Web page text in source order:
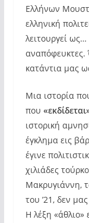
Ελλήνων
ελληνική
λειτουργεί
αναπόφευκτες.
κατάντια μας
Μια ιστορία
που
ιστορική
έγκλημα εις
έγινε
χιλιάδες
Μακρυγιάννη,
του ’21, δεν
Η λέξη «άθλιο»